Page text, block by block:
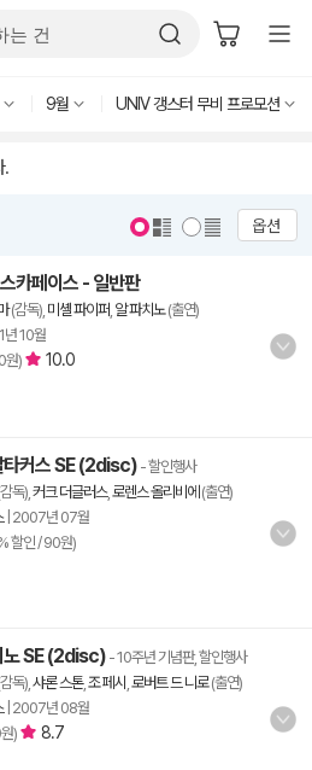
9월 UNIV 갱스터 무비 프로모션
.
옵션
카페이스 - 일반판
(감독), 미셸 파이퍼 알 파치노(출연)
년 10월
원)
10.0
커스 SE (2disc) - 할인행사
독), 커크 더글러스, 로렌스 올리비에 (출연)
| 2007년 07월
할인 / 90원)
노 SE (2disc) - 10주년 기념판, 할인행사
독), 샤론 스톤, 조 페시 로버트 드 니로(출연)
| 2007년 08월
)
8.7